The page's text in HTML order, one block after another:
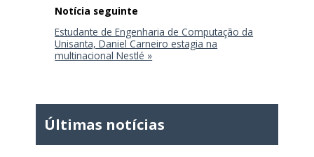
Estudante de Engenharia de Computação da
Unisanta, Daniel Carneiro estagia na
multinacional Nestlé »
Últimas notícias